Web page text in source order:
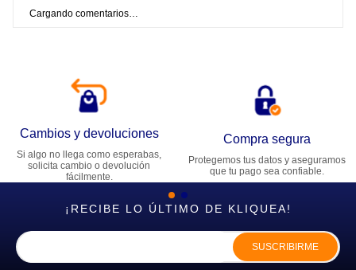
Cargando comentarios…
Cambios y devoluciones
Si algo no llega como esperabas,
solicita cambio o devolución
fácilmente.
Compra segura
Protegemos tus datos y aseguramos
que tu pago sea confiable.
¡RECIBE LO ÚLTIMO DE KLIQUEA!
SUSCRIBIRME